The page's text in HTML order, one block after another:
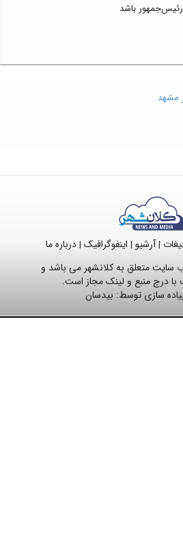
باشد
مشهد
|آرشیو | اینفوگرافیک |درباره ما
متعلق به کلانشهر می باشد و
با درج منبع و لینک مجاز است.
سازی توسط: بیدسان